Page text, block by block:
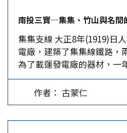
分為二種：(1)高超音速滑翔
射到太空後，採取類似洲際
重返大氣層模式，進行打水
(8-10馬赫)，欺騙敵方防空
如中國的東風17型(DF-17)
(2)高超音速巡弋飛彈(HCM)
快，但仍可在大氣層內以高
末端，以低空高速突襲地面
系統優勢，空權早已成為各
而要付諸行動就必須建立一
前學理的定義，四代半戰機
戰機，經由性能提升而來，
戰機一致，但因戰機主動相
的機械式掃描雷達，在偵蒐
更能勝任戰場，加上價格普
為現代各國空軍建軍的首選
南投三寶─集集、竹山與名
集集支線 大正8年(1919)日
電廠，建築了集集線鐵路，
為了載運發電廠的器材，一
運業務，從此展開了集集線
集支線鐵路的起點是彰化縣
中游的谷地，蜿蜒在南投縣
作者： 古蒙仁